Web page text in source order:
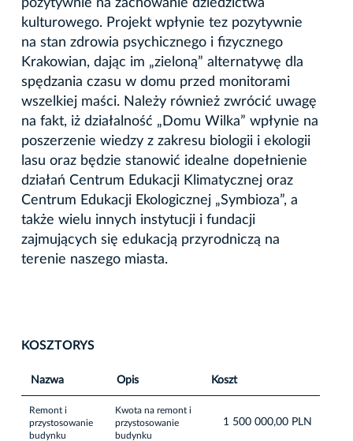
pozytywnie na zachowanie dziedzictwa
kulturowego. Projekt wpłynie tez pozytywnie
na stan zdrowia psychicznego i fizycznego
Krakowian, dając im „zieloną” alternatywę dla
spędzania czasu w domu przed monitorami
wszelkiej maści. Należy również zwrócić uwagę
na fakt, iż działalność „Domu Wilka” wpłynie na
poszerzenie wiedzy z zakresu biologii i ekologii
lasu oraz będzie stanowić idealne dopełnienie
działań Centrum Edukacji Klimatycznej oraz
Centrum Edukacji Ekologicznej „Symbioza”, a
także wielu innych instytucji i fundacji
zajmujących się edukacją przyrodniczą na
terenie naszego miasta.
KOSZTORYS
Nazwa Opis Koszt
Remont i
przystosowanie
budynku
Kwota na remont i
przystosowanie
budynku
1 500 000,00 PLN